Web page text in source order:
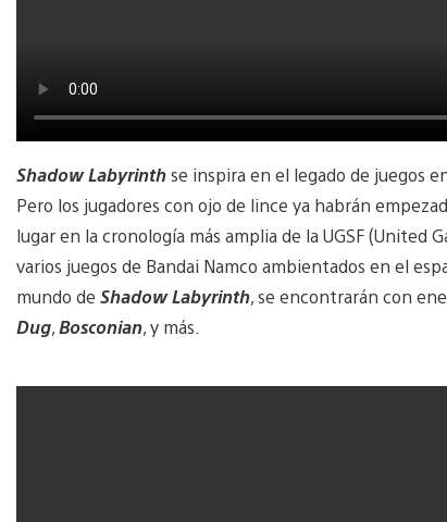
Shadow Labyrinthse inspira en el legado de juegos
Pero los jugadores con ojo de lince ya habrán
lugar en la cronología más amplia de la UGSF (United
varios juegos de Bandai Namco ambientados en el
mundo de Shadow Labyrinth, se encontrarán con
Dug,Bosconian, y más.